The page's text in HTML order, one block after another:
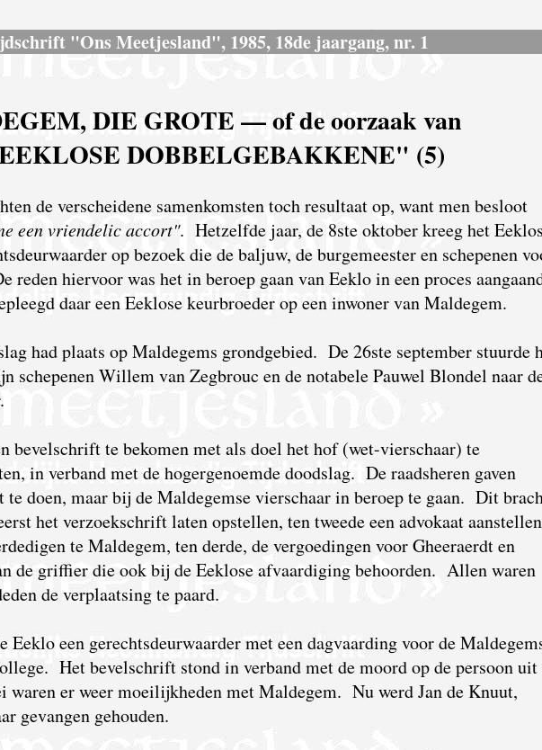
"Ons Meetjesland", 1985, 18de jaargang, nr. 1
DIE GROTE — of de oorzaak van
DOBBELGEBAKKENE" (5)
de verscheidene samenkomsten toch resultaat op, want men besloot
een vriendelic accort". Hetzelfde jaar, de 8ste oktober kreeg het
op bezoek die de baljuw, de burgemeester en schepenen
reden hiervoor was het in beroep gaan van Eeklo in een proces
daar een Eeklose keurbroeder op een inwoner van Maldegem.
had plaats op Maldegems grondgebied. De 26ste september stuurde
schepenen Willem van Zegbrouc en de notabele Pauwel Blondel naar
bevelschrift te bekomen met als doel het hof (wet-vierschaar) te
in verband met de hogergenoemde doodslag. De raadsheren gaven
te doen, maar bij de Maldegemse vierschaar in beroep te gaan. Dit
het verzoekschrift laten opstellen, ten tweede een advokaat aanstellen
te Maldegem, ten derde, de vergoedingen voor Gheeraerdt en
de griffier die ook bij de Eeklose afvaardiging behoorden. Allen waren
de verplaatsing te paard.
Eeklo een gerechtsdeurwaarder met een dagvaarding voor de
Het bevelschrift stond in verband met de moord op de persoon uit
er weer moeilijkheden met Maldegem. Nu werd Jan de Knuut,
gevangen gehouden.